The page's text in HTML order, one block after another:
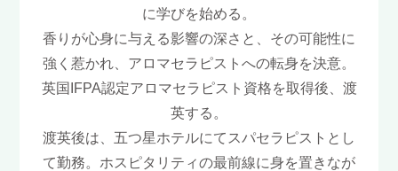
に学びを始める。
香りが心身に与える影響の深さと、その可能性に
強く惹かれ、アロマセラピストへの転身を決意。
英国IFPA認定アロマセラピスト資格を取得後、渡
英する。
渡英後は、五つ星ホテルにてスパセラピストとし
て勤務。ホスピタリティの最前線に身を置きなが